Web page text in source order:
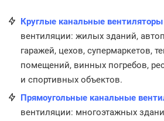
Круглые канальные вентиляторы
вентиляции: жилых зданий,
гаражей, цехов, супермаркетов,
помещений, винных погребов,
и спортивных объектов.
Прямоугольные канальные
вентиляции: многоэтажных